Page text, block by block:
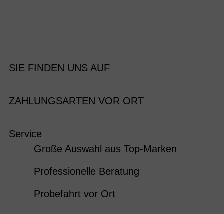
SIE FINDEN UNS AUF
ZAHLUNGSARTEN VOR ORT
Service
Große Auswahl aus Top-Marken
Professionelle Beratung
Probefahrt vor Ort